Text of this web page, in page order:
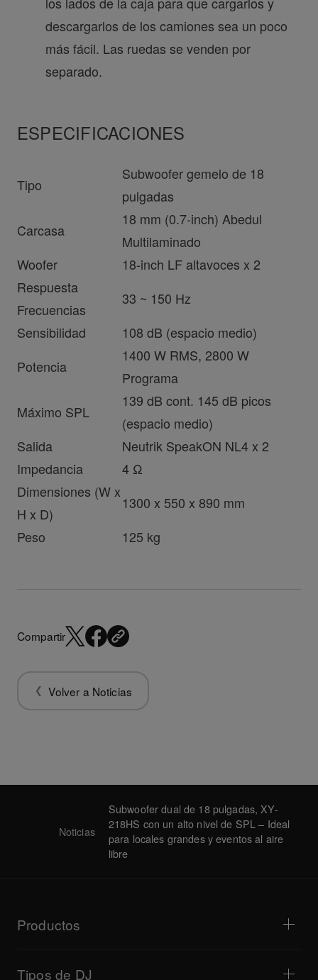
descargarlos de los camiones sea un poco
más fácil. Las ruedas se venden por
separado.
ESPECIFICACIONES
Tipo
Subwoofer gemelo de 18
pulgadas
Carcasa
18 mm (0.7-inch) Abedul
Multilaminado
Woofer
18-inch LF altavoces x 2
Respuesta
Frecuencias
33 ~ 150 Hz
Sensibilidad
108 dB (espacio medio)
Potencia
1400 W RMS, 2800 W
Programa
Máximo SPL
139 dB cont. 145 dB picos
(espacio medio)
Salida
Neutrik SpeakON NL4 x 2
Impedancia
4 Ω
Dimensiones (W x
H x D)
1300 x 550 x 890 mm
Peso
125 kg
Compartir
Volver a Noticias
Noticias
Subwoofer dual de 18 pulgadas, XY-
218HS con un alto nivel de SPL – Ideal
para locales grandes y eventos al aire
libre
Productos
Mezcladores para DJ
Tipos de DJ